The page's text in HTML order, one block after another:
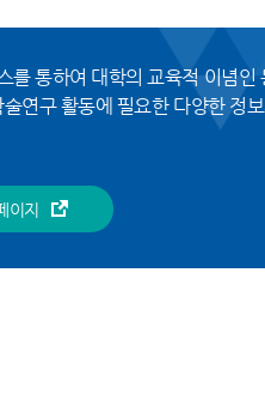
통하여 대학의 교육적 이념인
연구 활동에 필요한 다양한 정
이지